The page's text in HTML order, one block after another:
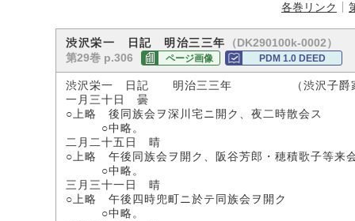
各巻リンク
渋沢栄一 日記 明治三三年
（DK290100k-0002）
第29巻 p.306
ページ画像 PDM 1.0 DEED
渋沢栄一 日記 明治三三年 （渋沢子爵家
一月三十日 曇
○上略 後同族会ヲ深川宅ニ開ク、夜二時散会ス
○中略。
二月二十五日 晴
○上略 午後同族会ヲ開ク、阪谷芳郎・穂積歌子等来
○中略。
三月三十一日 晴
○上略 午後四時兜町ニ於テ同族会ヲ開ク
○中略。